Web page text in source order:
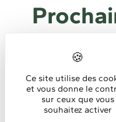
Du 01/01/
DESCRIPTION
Ce site utilise des
et vous donne le
sur ceux que vous
souhaitez activer